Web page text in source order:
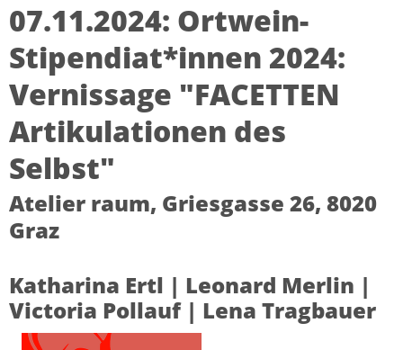
07.11.2024: Ortwein-
Stipendiat*innen 2024:
Vernissage "FACETTEN
Artikulationen des
Selbst"
Atelier raum, Griesgasse 26, 8020
Graz
Katharina Ertl | Leonard Merlin |
Victoria Pollauf | Lena Tragbauer